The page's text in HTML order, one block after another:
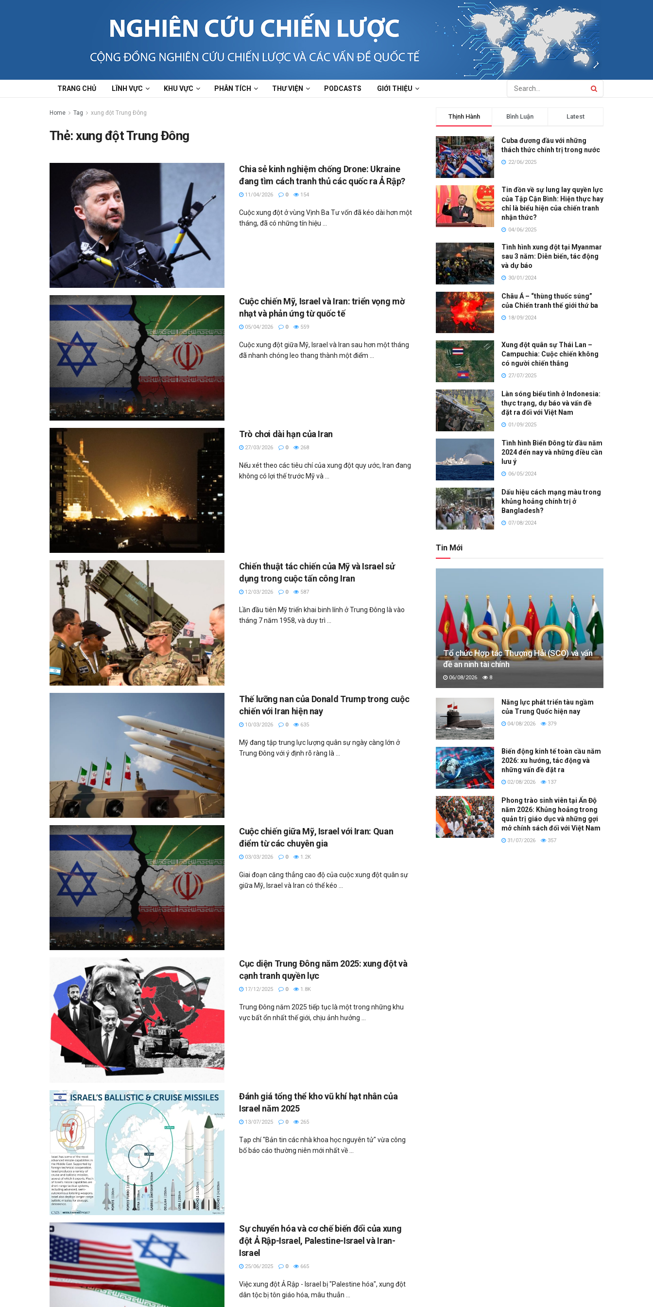
TRANG CHỦ LĨNH VỰC KHU VỰC PHÂN TÍCH THƯ VIỆN PODCASTS GIỚI THIỆU
Home Tag xung đột Trung Đông
Thẻ:xung đột Trung Đông
Chia sẻ kinh nghiệm chống Drone: Ukraine
đang tìm cách tranh thủ các quốc ra Ả Rập?
11/04/2026 0 154
Cuộc xung đột ở vùng Vịnh Ba Tư vốn đã kéo dài hơn một
tháng, đã có những tín hiệu ...
Cuộc chiến Mỹ, Israel và Iran: triển vọng mờ
nhạt và phản ứng từ quốc tế
05/04/2026 0 559
Cuộc xung đột giữa Mỹ, Israel và Iran sau hơn một tháng
đã nhanh chóng leo thang thành một điểm ...
Trò chơi dài hạn của Iran
27/03/2026 0 268
Nếu xét theo các tiêu chí của xung đột quy ước, Iran đang
không có lợi thế trước Mỹ và ...
Chiến thuật tác chiến của Mỹ và Israel sử
dụng trong cuộc tấn công Iran
12/03/2026 0 587
Lần đầu tiên Mỹ triển khai binh lính ở Trung Đông là vào
tháng 7 năm 1958, và duy trì ...
Thế lưỡng nan của Donald Trump trong cuộc
chiến với Iran hiện nay
10/03/2026 0 635
Mỹ đang tập trung lực lượng quân sự ngày càng lớn ở
Trung Đông với ý định rõ ràng là ...
Cuộc chiến giữa Mỹ, Israel với Iran: Quan
điểm từ các chuyên gia
03/03/2026 0 1.2K
Giai đoạn căng thẳng cao độ của cuộc xung đột quân sự
giữa Mỹ, Israel và Iran có thể kéo ...
Cục diện Trung Đông năm 2025: xung đột và
cạnh tranh quyền lực
17/12/2025 0 1.8K
Trung Đông năm 2025 tiếp tục là một trong những khu
vực bất ổn nhất thế giới, chịu ảnh hưởng ...
Đánh giá tổng thể kho vũ khí hạt nhân của
Israel năm 2025
13/07/2025 0 265
Tạp chí "Bản tin các nhà khoa học nguyên tử" vừa công
bố báo cáo thường niên mới nhất về ...
Sự chuyển hóa và cơ chế biến đổi của xung
đột Ả Rập-Israel, Palestine-Israel và Iran-
Israel
25/06/2025 0 665
Việc xung đột Ả Rập - Israel bị "Palestine hóa", xung đột
dân tộc bị tôn giáo hóa, mâu thuẫn ...
Thịnh Hành Bình Luận Latest
Cuba đương đầu với những
thách thức chính trị trong nước
22/06/2025
Tin đồn về sự lung lay quyền lực
của Tập Cận Bình: Hiện thực hay
chỉ là biểu hiện của chiến tranh
nhận thức?
04/06/2025
Tình hình xung đột tại Myanmar
sau 3 năm: Diễn biến, tác động
và dự báo
30/01/2024
Châu Á – “thùng thuốc súng”
của Chiến tranh thế giới thứ ba
18/09/2024
Xung đột quân sự Thái Lan –
Campuchia: Cuộc chiến không
có người chiến thắng
27/07/2025
Làn sóng biểu tình ở Indonesia:
thực trạng, dự báo và vấn đề
đặt ra đối với Việt Nam
01/09/2025
Tình hình Biển Đông từ đầu năm
2024 đến nay và những điều cần
lưu ý
06/05/2024
Dấu hiệu cách mạng màu trong
khủng hoảng chính trị ở
Bangladesh?
07/08/2024
Tin Mới
Tổ chức Hợp tác Thượng Hải (SCO) và vấn
đề an ninh tài chính
06/08/2026 8
Năng lực phát triển tàu ngầm
của Trung Quốc hiện nay
04/08/2026 379
Biến động kinh tế toàn cầu năm
2026: xu hướng, tác động và
những vấn đề đặt ra
02/08/2026 137
Phong trào sinh viên tại Ấn Độ
năm 2026: Khủng hoảng trong
quản trị giáo dục và những gợi
mở chính sách đối với Việt Nam
31/07/2026 357